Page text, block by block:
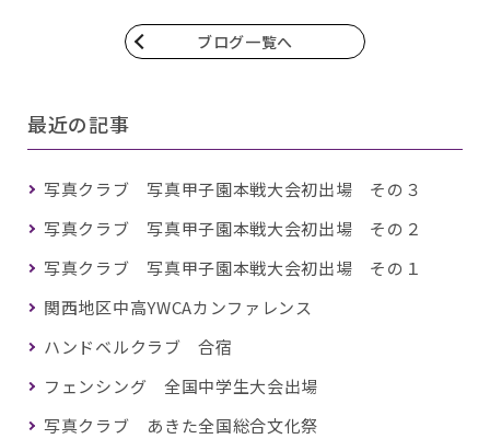
ブログ一覧へ
最近の記事
写真クラブ 写真甲子園本戦大会初出場 その３
写真クラブ 写真甲子園本戦大会初出場 その２
写真クラブ 写真甲子園本戦大会初出場 その１
関西地区中高YWCAカンファレンス
ハンドベルクラブ 合宿
フェンシング 全国中学生大会出場
写真クラブ あきた全国総合文化祭